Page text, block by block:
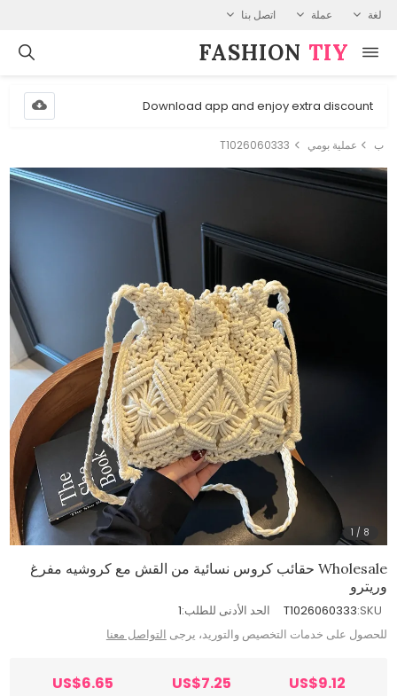
لغة عملة اتصل بنا
FASHION⁠ TIY
Download app and enjoy extra discount
ب عملية بومي T1026060333
1 / 8
Wholesale حقائب كروس نسائية من القش مع كروشيه مفرغ
وريترو
SKU:
T1026060333 الحد الأدنى للطلب:1
للحصول على خدمات التخصيص والتوريد، يرجى التواصل معنا
US$9.12
US$7.25
US$6.65